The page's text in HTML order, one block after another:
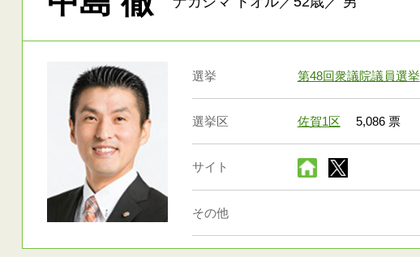
選挙 第48回衆議院議員選挙
選挙区 佐賀1区 5,086 票
サイト
その他